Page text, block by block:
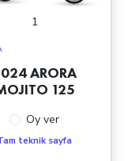
1
ARORA
125
Oy ver
teknik sayfa